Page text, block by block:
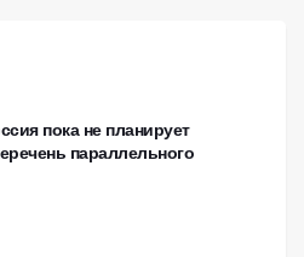
пока не планирует
параллельного